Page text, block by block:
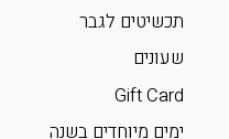
תכשיטים לגבר
שעונים
Gift Card
ימים מיוחדים בשנה